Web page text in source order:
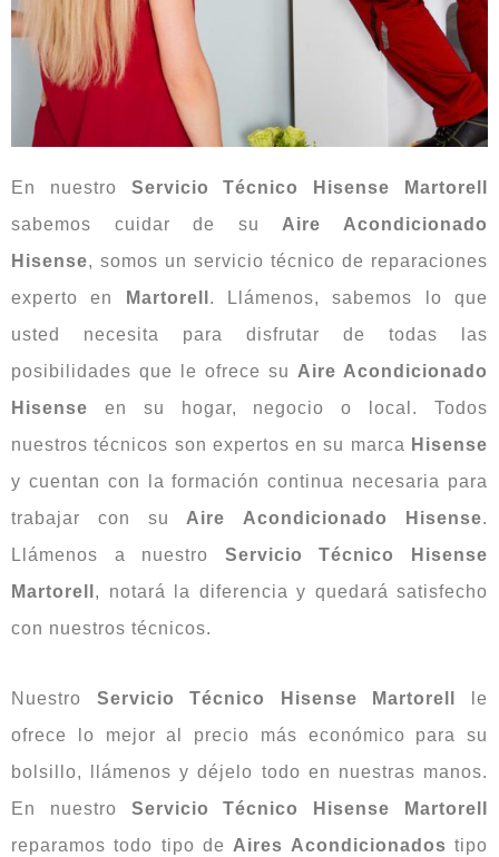
En nuestro Servicio Técnico Hisense Martorell
sabemos cuidar de su Aire Acondicionado
Hisense, somos un servicio técnico de reparaciones
experto en
Martorell . Llámenos, sabemos lo que
usted necesita para disfrutar de todas las
posibilidades que le ofrece su Aire Acondicionado
Hisense en su hogar, negocio o local. Todos
nuestros técnicos son expertos en su marca Hisense
y cuentan con la formación continua necesaria para
trabajar con su Aire Acondicionado Hisense.
Llámenos a nuestro Servicio Técnico Hisense
Martorell , notará la diferencia y quedará satisfecho
con nuestros técnicos.
Nuestro Servicio Técnico Hisense Martorell
le
ofrece lo mejor al precio más económico para su
bolsillo, llámenos y déjelo todo en nuestras manos.
En nuestro Servicio Técnico Hisense Martorell
reparamos todo tipo de Aires Acondicionados tipo